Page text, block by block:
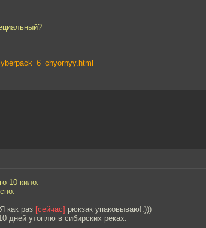
10 кило.
как раз [сейчас] рюкзак упаковываю!:)))
дней утоплю в сибирских реках.